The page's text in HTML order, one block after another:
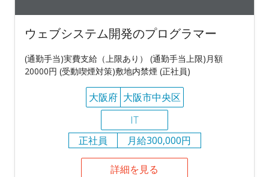
ウェブシステム開発のプログラマー
(通勤手当)実費支給（上限あり） (通勤手当上限)月額
20000円 (受動喫煙対策)敷地内禁煙 (正社員)
大阪府 大阪市中央区
IT
正社員
月給300,000円
詳細を見る